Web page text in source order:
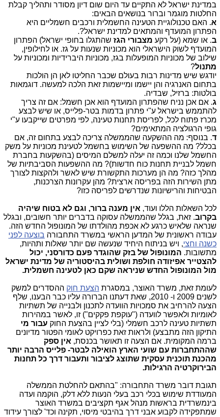
במדינת ישראל לא התקיים עד היום שום דיון מסודר ותהליך קבלת
החלטות מוגמר וברור בנושאים הבאים:
א. האם טכנולוגיית הטעינה החשמלית ורכבים חשמליים היא
הפתרון המועדף והמתאים למדינת ישראל?.
ב. או שמא (על רקע מצבורי הגז שהתגלו בחופי ישראל) הפתרון
המועדף לשוק הישראלי הוא מכוניות שנעות על גז. או לחילופין,
שילוב של מכוניות המופעלות בגז, מכוניות היברידיות ומכוניות על
מתנול?
יודגש שיש מדינות רבות בעולם שכבר החליטו לאן הן הולכות
בתחום האנרגיה והן יישמו ומיישמות זאת הלכה למעשה. דוגמאות
בולטות: ברזיל, שבדיה.
ג. אם אכן נניח שהפתרון המועדף הוא אכן חשמל: אם זה צריך
להתממש בישראל ע"י פתרון בדמות בטר-פלייס, או שיש לבצע
מכרז פתוח לכל, לפריסת תחנות טעינה, לפי מפרטים שייקבעו ע"י
גופי הרגולציה המתאימים?
ד. בנוסף: מה ההשקעה שהממשלה צריכה לבצע בתחום זה, אם
בכלל? מה ההשפעה של השימוש בחשמל לטעינת מכוניות על משק
החשמל שלנו וכמה זה יעלה למשלם המיסים (בהשקעות בחברת
חשמל לבניית תחנות כוח חדשות)? מה ההשפעות הסביבתיות של
מהלך כזה? מה הן מערכות התקשורת שיש לאשר ולהקצות לצורך
מתן השירות הזה בפריסה ארצית? מהן עקרונות הצרכנות,
הבטיחות והרישיונות שנדרשים לפריסה כזו?
לכל השאלות הללו ועוד, אין מענה ברור, וגם לא בטוח שיהיה
בקרוב. זאת, בגלל שהממשלה עסוקה בדברים יותר חשובים, ובגלל
שנראה שלאיש כרגע לא אכפת מהולדתו של המונופול החדש הזה.
עבודה ראשונית של המדען הראשי במשרד התחבורה בוצעה לפני
כשנה וחצי, ויש בניתוח היחיד שנעשה שם יותר שאלות ותהיות,
מתשובות. המונופול של בזק שהוגדר פעם כדורסני, יכול
להצטייר אפיזודה חולפת ושולית בהיסטוריה של מדינת ישראל
מול המונופול החדש שניראה שקם כאן לטעינה חשמלית.
לעומת זאת, משרד האוצר, במסגרת הצעת חוק ההסדרים למשק
לשנים 2009 ו- 2010, שאת דעתנו הברורה עליו כבר הבענו, שלף
הצעה להרחיב את סמכויות הוועדה לתכנון ולבנייה של תשתיות
לאומיות ולאפשר לוועדה ("עוקפת פקקים") זו, לאשר במהירות
תשתיות טעינה לרכב חשמלי (בלי לציין בהצעת החוק עבור מי
התיקון הזה מתבצע) ולראות זאת כפרויקט לאומי הפטור מדיונים
ברמה המקומית. אם הצעה זו תאושר בכנסת, אין ספק
שההתחברות עם שועי הארץ הואילה לבטר- פלייס הרבה יותר
מהכנת תוכנית עסקית שתוצג לציבור ותעבור דרך כל תחנות
הבירוקרטיה הרגילות.
תגובת דובר משרד התחבורה: "בהתאם להחלטת הממשלה
המעודדת שימוש בכלי רכב בעלי הנעות ללא דלק, הוקמה ועדה
בינמשרדית בראשות מנהל אגף תקציבים במשרד האוצר
שמתפקידה לקבוע אבני דרך בהיבטי מיסוי, תקינה וכד' לצורך עידוד